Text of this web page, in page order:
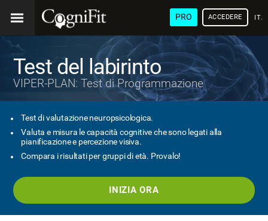
PRO ACCEDERE
Test del labirinto
VIPER-PLAN: Test di Programmazione
Test di valutazione neuropsicologica.
Valuta e misura le capacità cognitive che sono legati alla
pianificazione e percezione visiva.
Compara i risultati per gruppi di età. Provalo!
INIZIA ORA